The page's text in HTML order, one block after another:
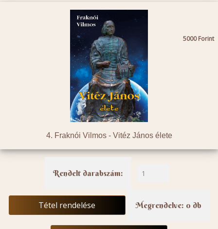
4. Fraknói Vilmos - Vitéz János élete
5000
Rendelt darabszám:
Tétel rendelése Megrendelve: 0 db